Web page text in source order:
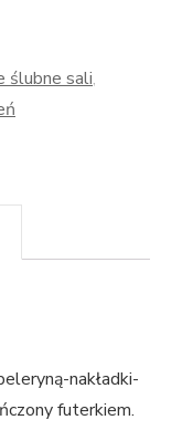
ślubne sali,
nakładki-
futerkiem.